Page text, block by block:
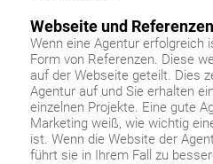
Webseite und Referenzen
Wenn eine Agentur erfolgreich
Form von Referenzen. Diese
auf der Webseite geteilt. Dies
Agentur auf und Sie erhalten
einzelnen Projekte. Eine gute
Marketing weiß, wie wichtig
ist. Wenn die Website der
führt sie in Ihrem Fall zu